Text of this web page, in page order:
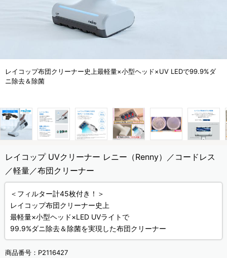
レイコップ布団クリーナー史上最軽量×小型ヘッド×UV LEDで99.9%ダ
ニ除去＆除菌
レイコップ UVクリーナー レニー（Renny）／コードレス
／軽量／布団クリーナー
＜フィルター計45枚付き！＞
レイコップ布団クリーナー史上
最軽量×小型ヘッド×LED UVライトで
99.9%ダニ除去＆除菌を実現した布団クリーナー
商品番号： P2116427